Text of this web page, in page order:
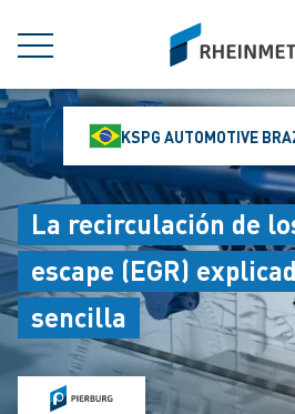
MENÚ
siteLogo
KSPG AUTOMOTIVE
La recirculación de
escape (EGR)
sencilla